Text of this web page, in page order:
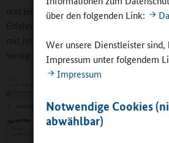
über den folgenden Link:
Wer unsere Dienstleister sind,
Impressum unter folgendem
Impressum
Notwendige Cookies
abwählbar)
und leistungsstarken Schülerinnen und
Erfahrungen während des
mit jenen, „die uns sonst oft den
wenig Förderung brauchen“.